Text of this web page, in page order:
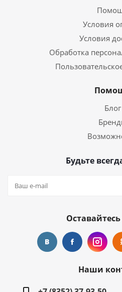
Условия
Условия
Обработка
Блог
Будьте
Наши